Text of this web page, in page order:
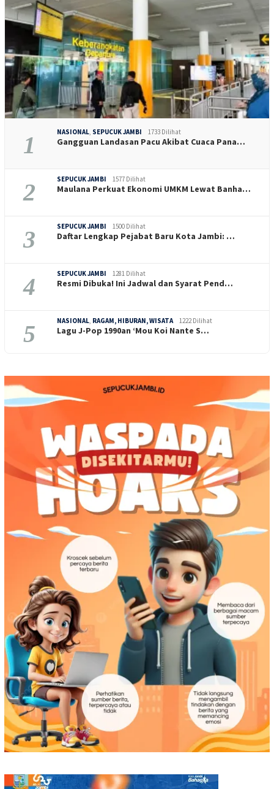
1 NASIONAL, SEPUCUK JAMBI 1733 Dilihat
Gangguan Landasan Pacu Akibat Cuaca Pana…
2 SEPUCUK JAMBI 1577 Dilihat
Maulana Perkuat Ekonomi UMKM Lewat Banha…
3 SEPUCUK JAMBI 1500 Dilihat
Daftar Lengkap Pejabat Baru Kota Jambi: …
4 SEPUCUK JAMBI 1281 Dilihat
Resmi Dibuka! Ini Jadwal dan Syarat Pend…
5 NASIONAL, RAGAM, HIBURAN, WISATA 1222 Dilihat
Lagu J-Pop 1990an ‘Mou Koi Nante S…